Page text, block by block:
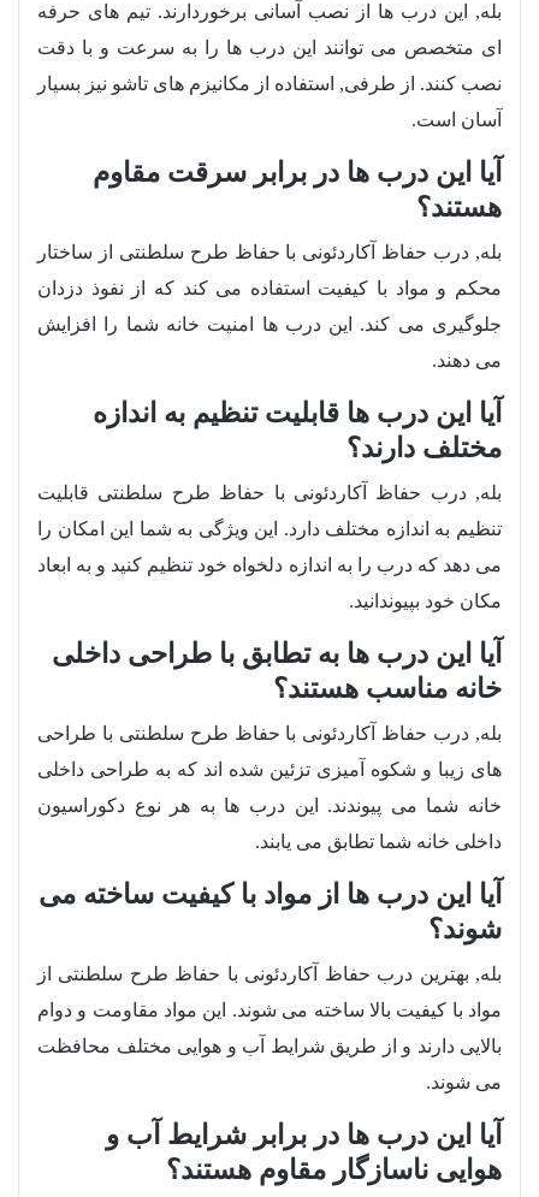
بله, این درب ها از نصب آسانی برخوردارند. تیم های حرفه
ای متخصص می توانند این درب ها را به سرعت و با دقت
نصب کنند. از طرفی, استفاده از مکانیزم های تاشو نیز بسیار
آسان است.
آیا این درب ها در برابر سرقت مقاوم
هستند؟
بله, درب حفاظ آکاردئونی با حفاظ طرح سلطنتی از ساختار
محکم و مواد با کیفیت استفاده می کند که از نفوذ دزدان
جلوگیری می کند. این درب ها امنیت خانه شما را افزایش
می دهند.
آیا این درب ها قابلیت تنظیم به اندازه
مختلف دارند؟
بله, درب حفاظ آکاردئونی با حفاظ طرح سلطنتی قابلیت
تنظیم به اندازه مختلف دارد. این ویژگی به شما این امکان را
می دهد که درب را به اندازه دلخواه خود تنظیم کنید و به ابعاد
مکان خود بپیوندانید.
آیا این درب ها به تطابق با طراحی داخلی
خانه مناسب هستند؟
بله, درب حفاظ آکاردئونی با حفاظ طرح سلطنتی با طراحی
های زیبا و شکوه آمیزی تزئین شده اند که به طراحی داخلی
خانه شما می پیوندند. این درب ها به هر نوع دکوراسیون
داخلی خانه شما تطابق می یابند.
آیا این درب ها از مواد با کیفیت ساخته می
شوند؟
بله, بهترین درب حفاظ آکاردئونی با حفاظ طرح سلطنتی از
مواد با کیفیت بالا ساخته می شوند. این مواد مقاومت و دوام
بالایی دارند و از طریق شرایط آب و هوایی مختلف محافظت
می شوند.
آیا این درب ها در برابر شرایط آب و
هوایی ناسازگار مقاوم هستند؟